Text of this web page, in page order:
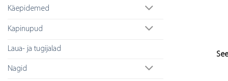
Käepidemed
Kapinupud
Laua- ja tugijalad
Nagid